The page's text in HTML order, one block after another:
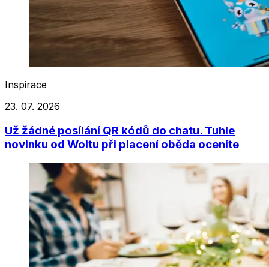
Inspirace
23. 07. 2026
Už žádné posílání QR kódů do chatu. Tuhle
novinku od Woltu při placení oběda oceníte